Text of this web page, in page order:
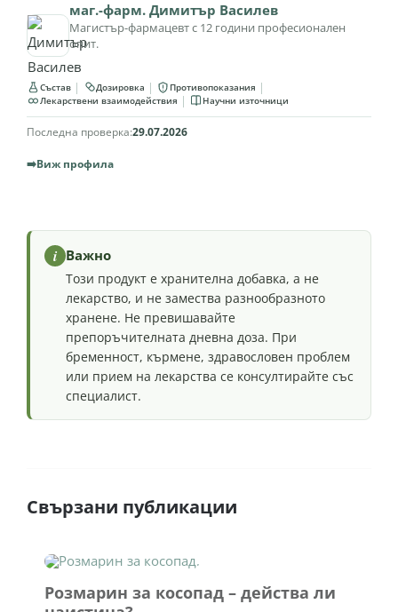
маг.-фарм. Димитър Василев
Магистър-фармацевт с 12 години професионален
опит.
Състав Дозировка
Противопоказания
Лекарствени взаимодействия
Научни източници
Последна проверка:29.07.2026
➡️Виж профила
i Важно
Този продукт е хранителна добавка, а не
лекарство, и не замества разнообразното
хранене. Не превишавайте
препоръчителната дневна доза. При
бременност, кърмене, здравословен проблем
или прием на лекарства се консултирайте със
специалист.
Свързани публикации
Розмарин за косопад – действа ли